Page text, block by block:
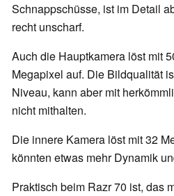
Schnappschüsse, ist im Detail
recht unscharf.
Auch die Hauptkamera löst mit
Megapixel auf. Die Bildqualität
Niveau, kann aber mit
nicht mithalten.
Die innere Kamera löst mit 32
könnten etwas mehr Dynamik
Praktisch beim Razr 70 ist, das